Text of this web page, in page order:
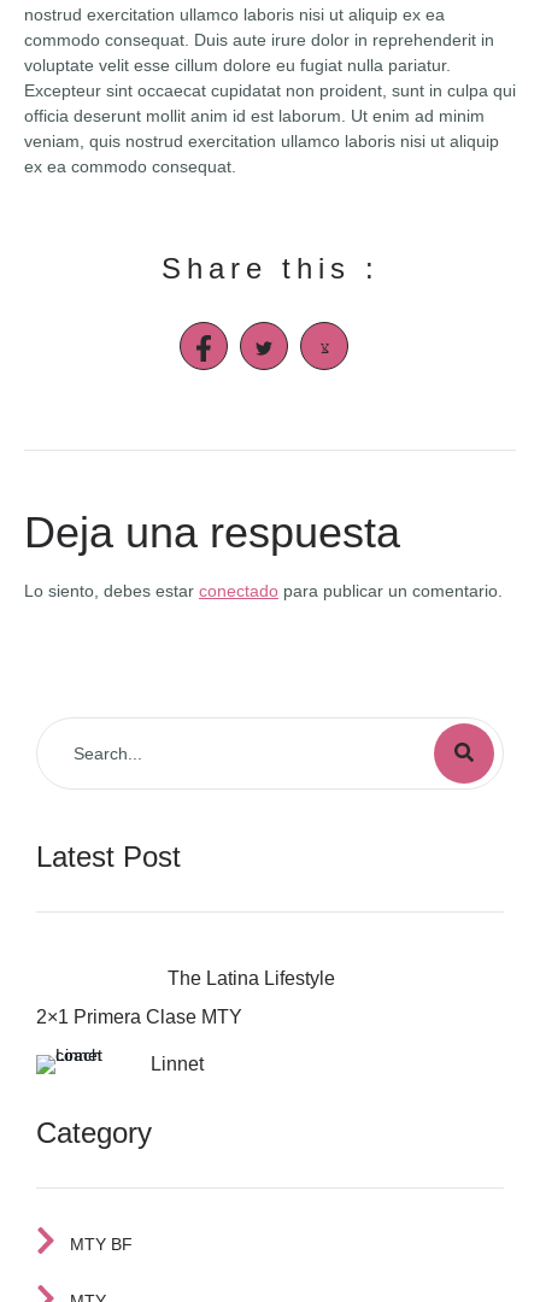
nostrud exercitation ullamco laboris nisi ut aliquip ex ea
commodo consequat. Duis aute irure dolor in reprehenderit in
voluptate velit esse cillum dolore eu fugiat nulla pariatur.
Excepteur sint occaecat cupidatat non proident, sunt in culpa qui
officia deserunt mollit anim id est laborum. Ut enim ad minim
veniam, quis nostrud exercitation ullamco laboris nisi ut aliquip
ex ea commodo consequat.
Share this :
Deja una respuesta
Lo siento, debes estar conectado para publicar un comentario.
Latest Post
The Latina Lifestyle
2×1 Primera Clase MTY
Linnet
Category
MTY BF